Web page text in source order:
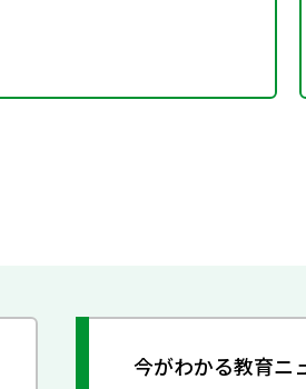
今がわかる教育ニ